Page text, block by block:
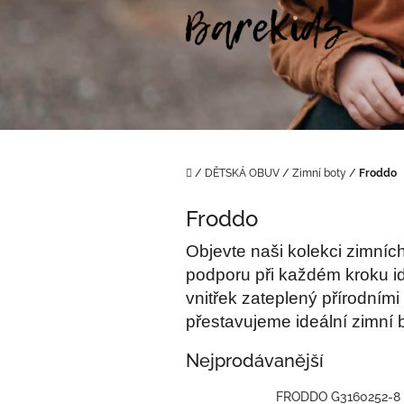
Domů
/ DĚTSKÁ OBUV / Zimní boty / Froddo
Froddo
Objevte naši kolekci
podporu při každém kroku
vnitřek zateplený
přestavujeme ideální zimní
Nejprodávanější
FRODDO G3160252-